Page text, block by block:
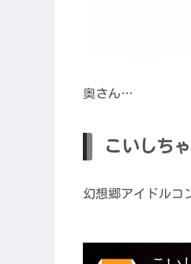
奥さん…
こいしち
幻想郷アイドルコ